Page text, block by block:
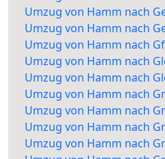
Umzug von Hamm nach
Umzug von Hamm nach
Umzug von Hamm nach
Umzug von Hamm nach
Umzug von Hamm nach
Umzug von Hamm nach
Umzug von Hamm nach
Umzug von Hamm nach
Umzug von Hamm nach